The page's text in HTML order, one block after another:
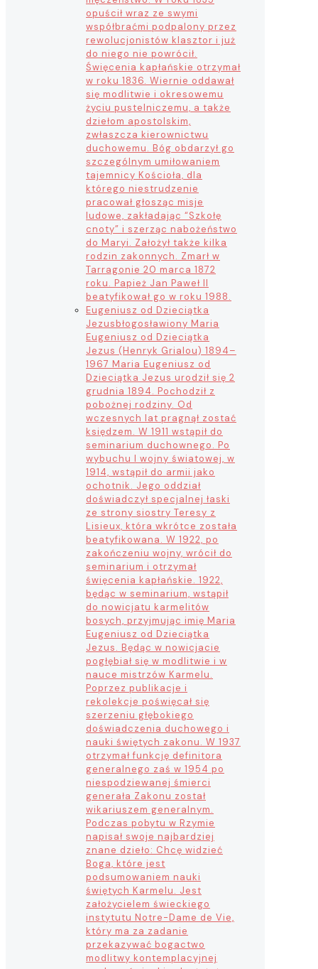
opuścił wraz ze swymi
współbraćmi podpalony przez
rewolucjonistów klasztor i już
do niego nie powrócił.
Święcenia kapłańskie otrzymał
w roku 1836. Wiernie oddawał
się modlitwie i okresowemu
życiu pustelniczemu, a także
dziełom apostolskim,
zwłaszcza kierownictwu
duchowemu. Bóg obdarzył go
szczególnym umiłowaniem
tajemnicy Kościoła, dla
którego niestrudzenie
pracował głosząc misje
ludowe, zakładając “Szkołę
cnoty” i szerząc nabożeństwo
do Maryi. Założył także kilka
rodzin zakonnych. Zmarł w
Tarragonie 20 marca 1872
roku. Papież Jan Paweł II
beatyfikował go w roku 1988.
Eugeniusz od Dzieciątka
Jezusbłogosławiony Maria
Eugeniusz od Dzieciątka
Jezus (Henryk Grialou) 1894–
1967 Maria Eugeniusz od
Dzieciątka Jezus urodził się 2
grudnia 1894. Pochodził z
pobożnej rodziny. Od
wczesnych lat pragnął zostać
księdzem. W 1911 wstąpił do
seminarium duchownego. Po
wybuchu I wojny światowej, w
1914, wstąpił do armii jako
ochotnik. Jego oddział
doświadczył specjalnej łaski
ze strony siostry Teresy z
Lisieux, która wkrótce została
beatyfikowana. W 1922, po
zakończeniu wojny, wrócił do
seminarium i otrzymał
święcenia kapłańskie. 1922,
będąc w seminarium, wstąpił
do nowicjatu karmelitów
bosych, przyjmując imię Maria
Eugeniusz od Dzieciątka
Jezus. Będąc w nowicjacie
pogłębiał się w modlitwie i w
nauce mistrzów Karmelu.
Poprzez publikacje i
rekolekcje poświęcał się
szerzeniu głębokiego
doświadczenia duchowego i
nauki świętych zakonu. W 1937
otrzymał funkcję definitora
generalnego zaś w 1954 po
niespodziewanej śmierci
generała Zakonu został
wikariuszem generalnym.
Podczas pobytu w Rzymie
napisał swoje najbardziej
znane dzieło: Chcę widzieć
Boga, które jest
podsumowaniem nauki
świętych Karmelu. Jest
założycielem świeckiego
instytutu Notre-Dame de Vie,
który ma za zadanie
przekazywać bogactwo
modlitwy kontemplacyjnej